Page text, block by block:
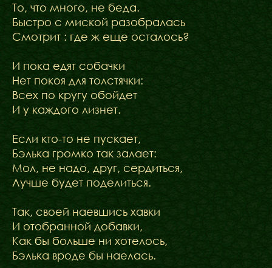
То, что много, не беда.
Быстро с миской разобралась
Смотрит : где ж еще осталось?
И пока едят собачки
Нет покоя для толстячки:
Всех по кругу обойдет
И у каждого лизнет.
Если кто-то не пускает,
Бэлька громко так залает:
Мол, не надо, друг, сердиться,
Лучше будет поделиться.
Так, своей наевшись хавки
И отобранной добавки,
Как бы больше ни хотелось,
Бэлька вроде бы наелась.